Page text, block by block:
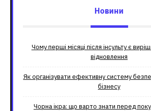
Новини
Чому перші місяці після інсульту є
відновлення
Як організувати ефективну систему
бізнесу
Чорна ікра: що варто знати перед